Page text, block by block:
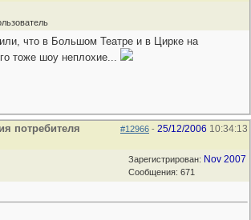
что в Большом Театре и в Цирке на
тоже шоу неплохие...
#12966 - 25/12/2006 10:34:13
потребителя
Зарегистрирован: Nov 2007
Сообщения: 671